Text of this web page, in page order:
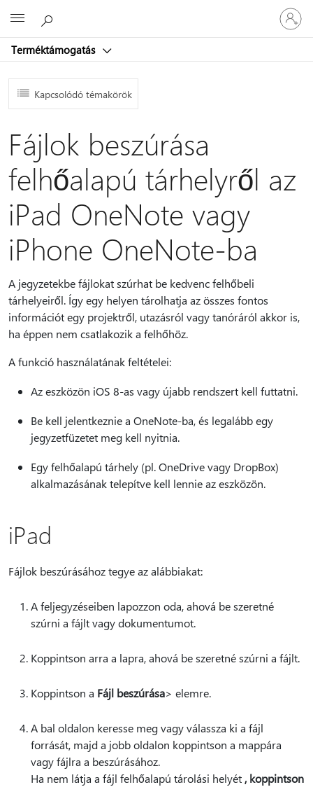
Terméktámogatás
be
a
Kapcsolódó témakörök
Fájlok beszúrása
felhőalapú tárhelyről az
iPad OneNote vagy
iPhone OneNote-ba
A jegyzetekbe fájlokat szúrhat be kedvenc felhőbeli
tárhelyeiről. Így egy helyen tárolhatja az összes fontos
információt egy projektről, utazásról vagy tanóráról akkor is,
ha éppen nem csatlakozik a felhőhöz.
A funkció használatának feltételei:
Az eszközön iOS 8-as vagy újabb rendszert kell futtatni.
Be kell jelentkeznie a OneNote-ba, és legalább egy
jegyzetfüzetet meg kell nyitnia.
Egy felhőalapú tárhely (pl. OneDrive vagy DropBox)
alkalmazásának telepítve kell lennie az eszközön.
iPad
Fájlok beszúrásához tegye az alábbiakat:
A feljegyzéseiben lapozzon oda, ahová be szeretné
szúrni a fájlt vagy dokumentumot.
Koppintson arra a lapra, ahová be szeretné szúrni a fájlt.
Koppintson a Fájl beszúrása> elemre.
A bal oldalon keresse meg vagy válassza ki a fájl
forrását, majd a jobb oldalon koppintson a mappára
vagy fájlra a beszúrásához.
Ha nem látja a fájl felhőalapú tárolási helyét , koppintson